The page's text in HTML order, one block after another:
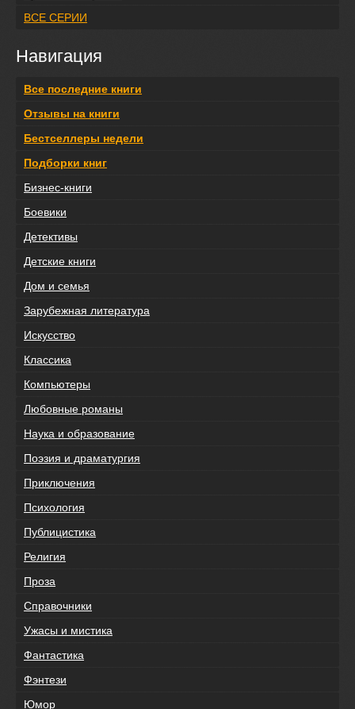
ВСЕ СЕРИИ
Навигация
Все последние книги
Отзывы на книги
Бестселлеры недели
Подборки книг
Бизнес-книги
Боевики
Детективы
Детские книги
Дом и семья
Зарубежная литература
Искусство
Классика
Компьютеры
Любовные романы
Наука и образование
Поэзия и драматургия
Приключения
Психология
Публицистика
Религия
Проза
Справочники
Ужасы и мистика
Фантастика
Фэнтези
Юмор